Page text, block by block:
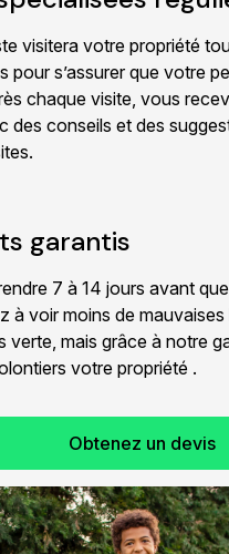
visitera votre propriété
pour s’assurer que votre
chaque visite, vous
des conseils et des
garantis
7 à 14 jours avant
à voir moins de mauvaises
verte, mais grâce à notre
votre propriété .
Obtenez un devis